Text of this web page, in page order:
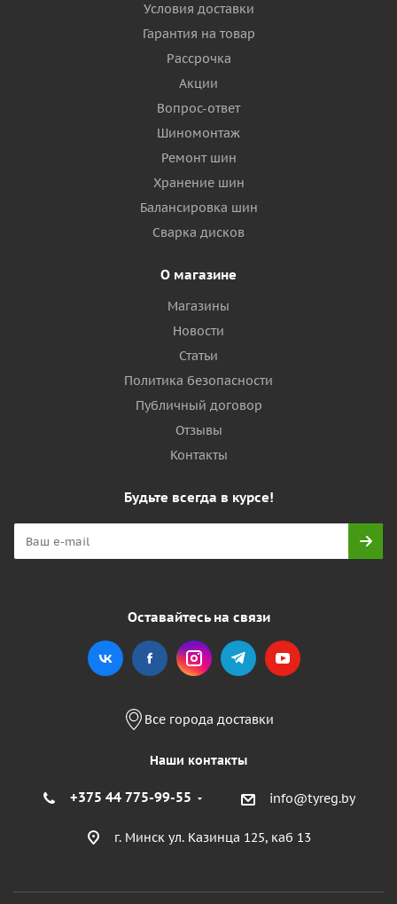
Условия доставки
Гарантия на товар
Рассрочка
Акции
Вопрос-ответ
Шиномонтаж
Ремонт шин
Хранение шин
Балансировка шин
Сварка дисков
О магазине
Магазины
Новости
Статьи
Политика безопасности
Публичный договор
Отзывы
Контакты
Будьте всегда в курсе!
Оставайтесь на связи
Все города доставки
Наши контакты
+375 44 775-99-55 info@tyreg.by
г. Минск ул. Казинца 125, каб 13